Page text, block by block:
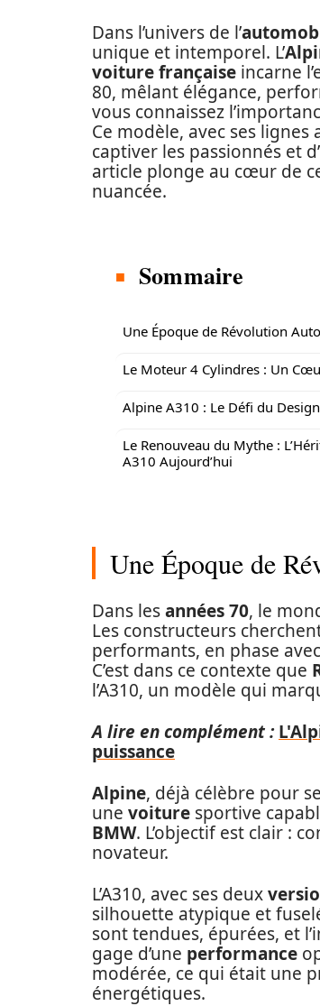
Dans l’univers de l’
unique et intemporel. L’
voiture française incarne
80, mêlant élégance,
vous connaissez
Ce modèle, avec ses
captiver les passionnés et
article plonge au cœur de
nuancée.
Sommaire
Une Époque de Révolution
Le Moteur 4 Cylindres : Un
Alpine A310 : Le Défi du
Le Renouveau du Mythe :
A310 Aujourd’hui
Une Époque de
Dans lesannées 70, le
Les constructeurs
performants, en phase
C’est dans ce contexte que
l’A310, un modèle qui
A lire en complément :
puissance
Alpine, déjà célèbre pour
une voiture sportive
BMW. L’objectif est clair :
novateur.
L’A310, avec ses deux
silhouette atypique et
sont tendues, épurées, et
gage d’une performance
modérée, ce qui était une
énergétiques.